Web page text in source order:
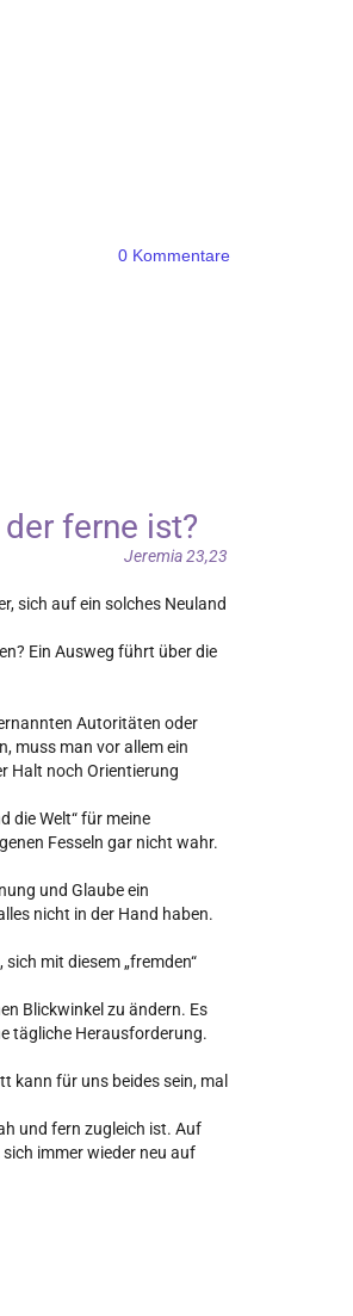
0 Kommentare
ferne ist?
Jeremia 23,23
sich auf ein solches Neuland
Ein Ausweg führt über die
Autoritäten oder
muss man vor allem ein
Halt noch Orientierung
die Welt“ für meine
Fesseln gar nicht wahr.
und Glaube ein
nicht in der Hand haben.
mit diesem „fremden“
Blickwinkel zu ändern. Es
tägliche Herausforderung.
kann für uns beides sein, mal
und fern zugleich ist. Auf
immer wieder neu auf